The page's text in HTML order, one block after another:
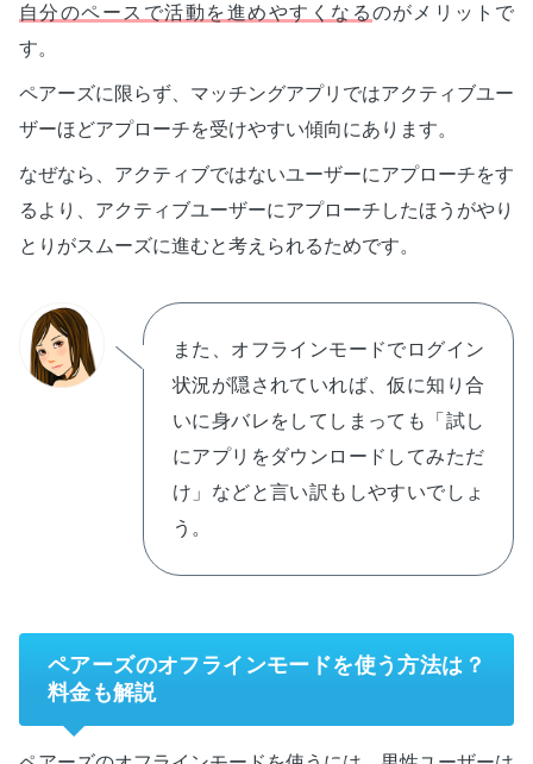
自分のペースで活動を進めやすくなるのがメリットで
す。
ペアーズに限らず、マッチングアプリではアクティブユー
ザーほどアプローチを受けやすい傾向にあります。
なぜなら、アクティブではないユーザーにアプローチをす
るより、アクティブユーザーにアプローチしたほうがやり
とりがスムーズに進むと考えられるためです。
また、オフラインモードでログイン
状況が隠されていれば、仮に知り合
いに身バレをしてしまっても「試し
にアプリをダウンロードしてみただ
け」などと言い訳もしやすいでしょ
う。
ペアーズのオフラインモードを使う方法は？
料金も解説